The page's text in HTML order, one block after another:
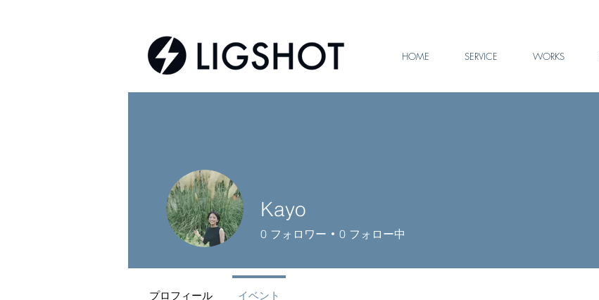
HOME SERVICE WORKS
Kayo
0 フォロワー 0 フォロー中
プロフィール イベント